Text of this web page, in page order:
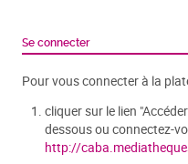
Se connecter
Pour vous connecter à la
cliquer sur le lien
dessous ou connectez-
http://